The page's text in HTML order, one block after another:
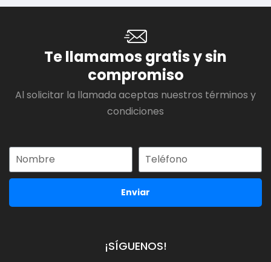
Te llamamos gratis y sin
compromiso
Al solicitar la llamada aceptas nuestros términos y
condiciones
Enviar
¡SÍGUENOS!